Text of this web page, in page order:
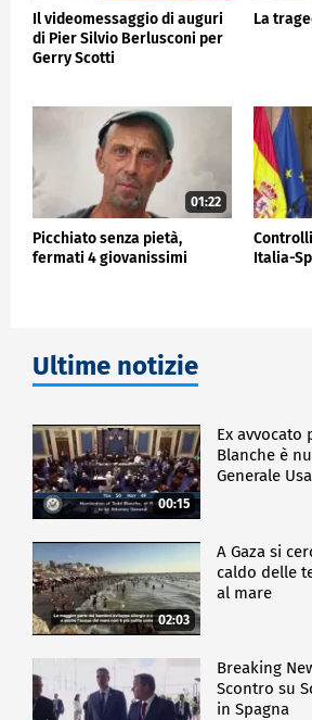
Il videomessaggio di auguri
di Pier Silvio Berlusconi per
Gerry Scotti
La
01:22
Picchiato senza pietà,
fermati 4 giovanissimi
Italia-
Ultime notizie
00:15
Ex avvocato
Blanche è
Generale Usa
02:03
A Gaza si
caldo delle
al mare
Breaking
Scontro su
in Spagna